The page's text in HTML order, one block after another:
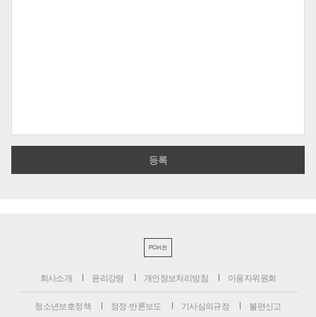
PC버전
회사소개 윤리강령 개인정보처리방침 이용자위원회
청소년보호정책 정정·반론보도 기사심의규정 불편신고